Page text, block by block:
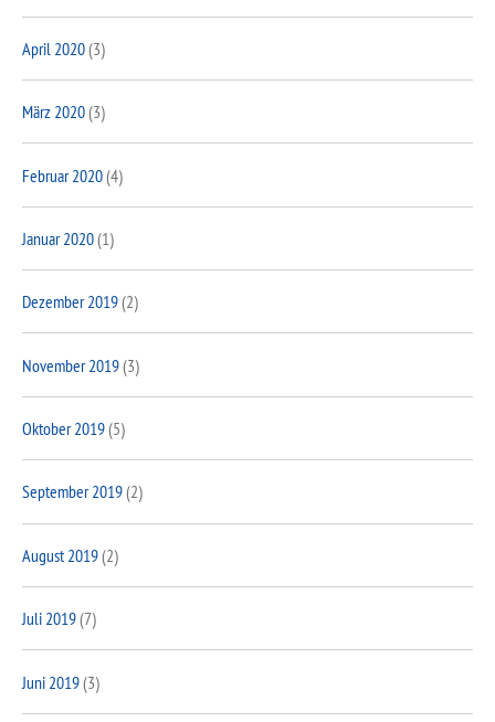
April 2020(3)
März 2020(3)
Februar 2020(4)
Januar 2020(1)
Dezember 2019(2)
November 2019(3)
Oktober 2019(5)
September 2019(2)
August 2019(2)
Juli 2019(7)
Juni 2019(3)